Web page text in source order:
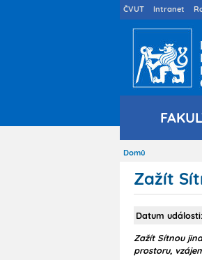
Druhé
menu
ČVUT Intranet
Drobečková
Domů
Zažít
Datum události
Zažít Sítnou
prostoru,